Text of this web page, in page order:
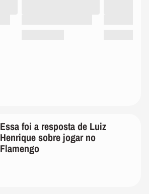
Essa foi a resposta de Luiz
Henrique sobre jogar no
Flamengo